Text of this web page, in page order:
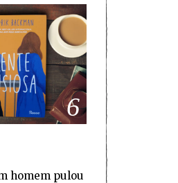
6
homem pulou